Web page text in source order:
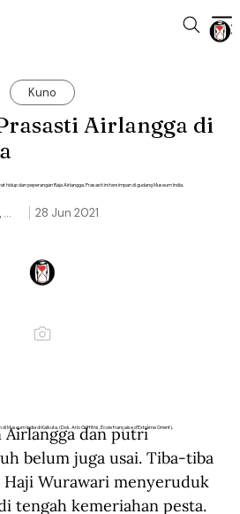
Kuno
Airlangga di
dan peperangan Raja Airlangga. Prasasti ini tersimpan di gudang Museum India.
28 Jun 2021
...
Museum India di Kalkuta. (Dok. Arlo Griffiths, École française d’Extrême Orient).
Airlangga dan putri
belum juga usai. Tiba-tiba
Wurawari menyeruduk
tengah kemeriahan pesta.